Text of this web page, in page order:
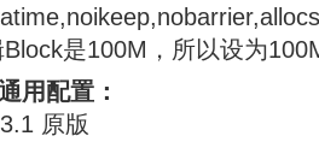
是100M，所以设为
用配置：
原版